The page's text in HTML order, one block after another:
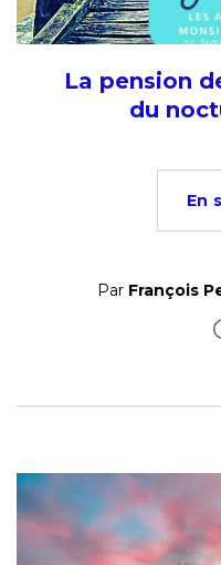
La pension
du
En
Par François